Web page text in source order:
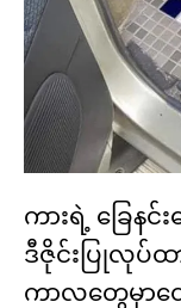
ကားရဲ့ ခြေနင်
ဒီဇိုင်းပြုလုပ်ထ
ကာလတွေမှာတ